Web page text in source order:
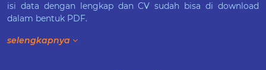
isi data dengan lengkap dan CV sudah bisa di download
dalam bentuk PDF.
selengkapnya